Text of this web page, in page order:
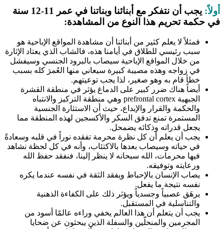
أولاً:
يجب أن نتفكر مع أبنائنا وبناتنا في عمر 11-12 سنة
في حكمة تحريم هذا النوع من المشاهدة:
فمثلاً لا يعلم كثير من أبنائنا أن مشاهدة المواقع الإباحية هو
سبب رئيسي للطلاق في أيامنا هذه، فالشاب الذي يعتاد الإثارة
من خلال المواقع الإباحية سيصاب بالبرود الجنسي وسيفشل
في زواجه وهذه مصيبة كبيرة سيعاني منها العُمرَ كله بسبب
خطأ قام به وهو صغير، لذا يجب توعيتهم.
أيضاً هناك ضرر كبير على الدماغ يؤثر في منطقة القشرة
الجبهية prefrontal cortex وهي منطقة التركيز والانتباه
والحكمة والقرار والإبداع، حيث أن الاستثارة الجنسية
المستمرة تمنع تدفق السكر والأكسجين لهذه المنطقة مما
يجعل قدراته وذكائه يضمحل.
يجب أن يعلم أن كل نظرة محرمة تفقده نوراً في قلبه وسعادةً
في حياته وسيصاب بعدها بالاكتئاب، وأنه في كل لحظة نشاهد
فيها محرمات، الله سبحانه لا ينظر إلينا، فنفقد حفظ الله
ورعايته وتوفيقه.
يصاب الإنسان بالإحباط ويفقد الثقة في نفسه عندما يكره
نفسه نتيجة ما يفعل.
يرهَق عصبياً وجسدياً ويؤثر ذلك على الكفاءة الذهنية
والتناسلية في المستقبل.
يجب أن يتعلم أن هذا العالم يخفي وراءه عالمًا أسود من
المجرمين والمنحلّين والسفلة الذين يبحثون عن ضحايا